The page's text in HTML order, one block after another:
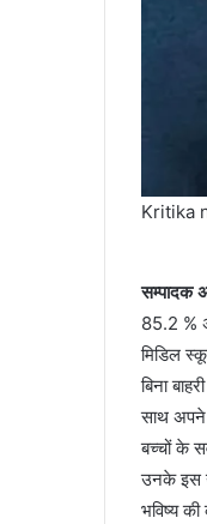
Kritika
सम्पादक
85.2 %
मिडिल
बिना
साथ अपने
बच्चों के
उनके इस
भविष्य